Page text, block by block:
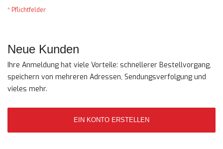
Neue Kunden
Ihre Anmeldung hat viele Vorteile: schnellerer Bestellvorgang,
speichern von mehreren Adressen, Sendungsverfolgung und
vieles mehr.
EIN KONTO ERSTELLEN